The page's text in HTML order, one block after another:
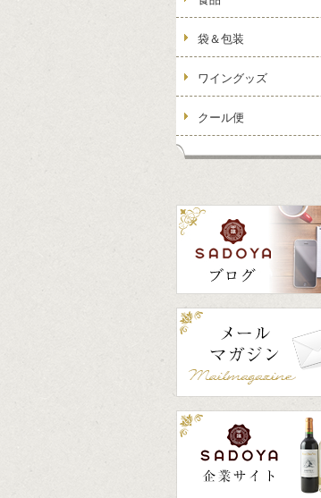
袋＆包装
ワイングッズ
クール便